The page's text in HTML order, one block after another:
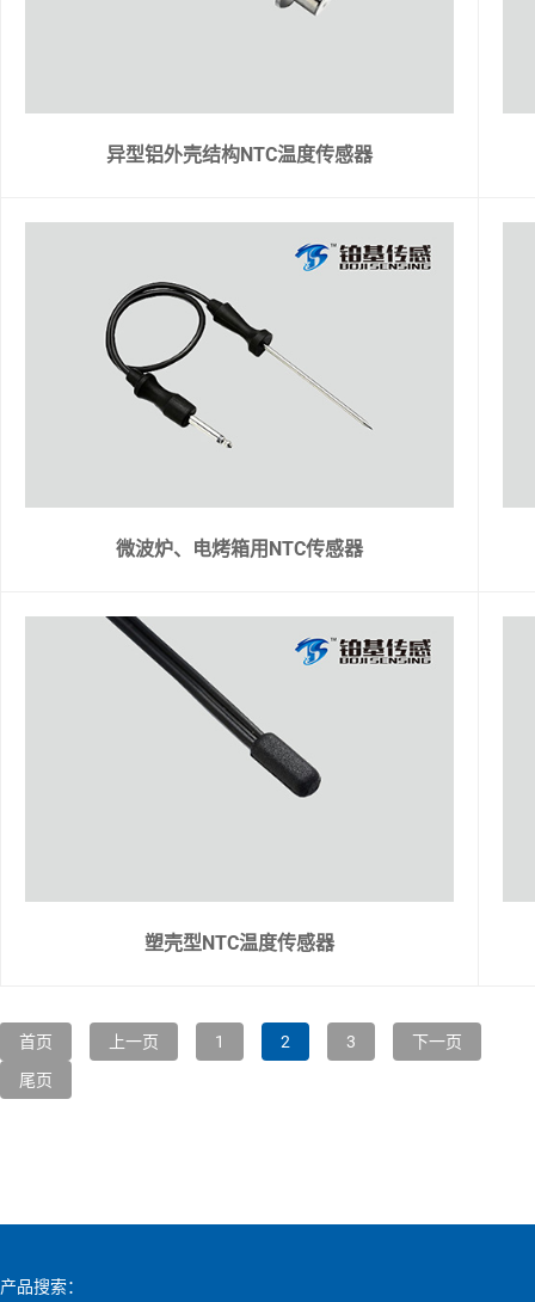
异型铝外壳结构NTC温度传感器
微波炉、电烤箱用NTC传感器
塑壳型NTC温度传感器
首页 上一页 1 2 3
下一页
尾页
产品搜索：